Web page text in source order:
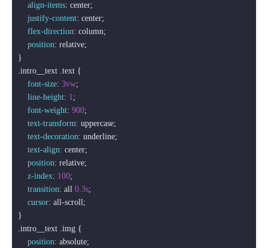
align-items: center;
justify-content: center;
flex-direction: column;
position: relative;
.intro__text .text {
font-size: 3vw;
line-height: 1;
font-weight: 900;
text-transform: uppercase;
text-decoration: underline;
text-align: center;
position: relative;
z-index: 100;
transition: all 0.3s;
cursor: all-scroll;
.intro__text .img {
position: absolute;